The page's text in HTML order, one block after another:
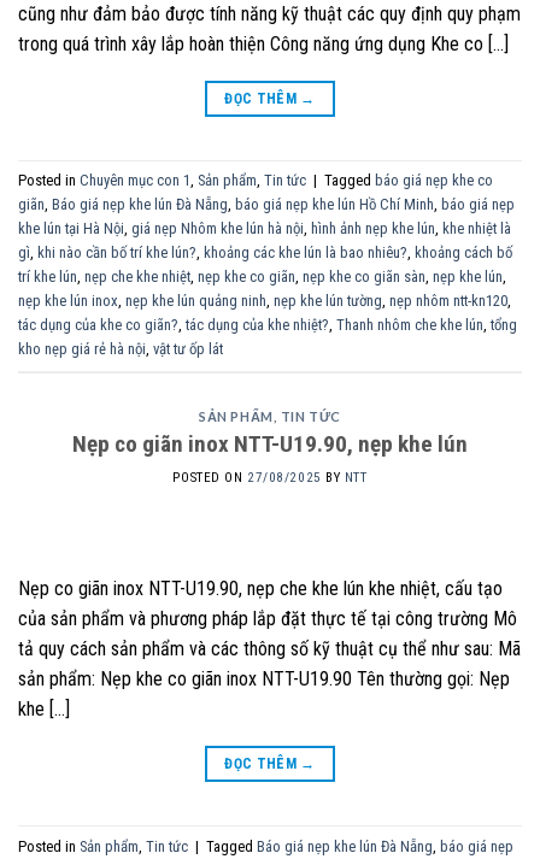
cũng như đảm bảo được tính năng kỹ thuật các quy định quy phạm
trong quá trình xây lắp hoàn thiện Công năng ứng dụng Khe co […]
ĐỌC THÊM →
Posted in Chuyên mục con 1, Sản phẩm, Tin tức | Tagged báo giá nẹp khe co
giãn, Báo giá nẹp khe lún Đà Nẵng, báo giá nẹp khe lún Hồ Chí Minh, báo giá nẹp
khe lún tại Hà Nội, giá nẹp Nhôm khe lún hà nội, hình ảnh nẹp khe lún, khe nhiệt là
gì, khi nào cần bố trí khe lún?, khoảng các khe lún là bao nhiêu?, khoảng cách bố
trí khe lún, nẹp che khe nhiệt, nẹp khe co giãn, nẹp khe co giãn sàn, nẹp khe lún,
nẹp khe lún inox, nẹp khe lún quảng ninh, nẹp khe lún tường, nẹp nhôm ntt-kn120,
tác dụng của khe co giãn?,tác dụng của khe nhiệt?, Thanh nhôm che khe lún,tổng
kho nẹp giá rẻ hà nội, vật tư ốp lát
SẢN PHẨM TIN TỨC
Nẹp co giãn inox NTT-U19.90, nẹp khe lún
POSTED ON 27/08/2025 BY NTT
Nẹp co giãn inox NTT-U19.90, nẹp che khe lún khe nhiệt, cấu tạo
của sản phẩm và phương pháp lắp đặt thực tế tại công trường Mô
tả quy cách sản phẩm và các thông số kỹ thuật cụ thể như sau: Mã
sản phẩm: Nẹp khe co giãn inox NTT-U19.90 Tên thường gọi: Nẹp
khe […]
ĐỌC THÊM →
Posted in Sản phẩm Tin tức | Tagged Báo giá nẹp khe lún Đà Nẵng báo giá nẹp